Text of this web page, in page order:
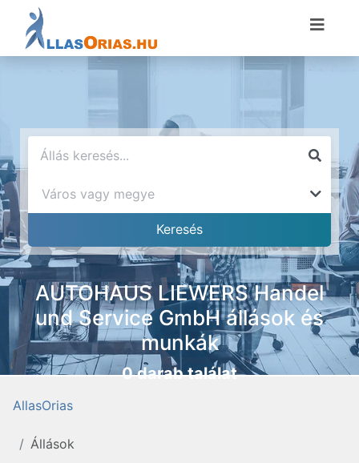
AUTOHAUS LIEWERS Handel
und Service GmbH állások és
munkák
0 darab találat
AllasOrias
Állások